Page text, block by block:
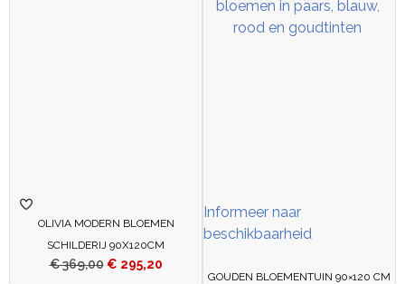
OLIVIA MODERN BLOEMEN
SCHILDERIJ 90X120CM
€369,00 € 295,20
Informeer naar
beschikbaarheid
GOUDEN BLOEMENTUIN 90×120 CM